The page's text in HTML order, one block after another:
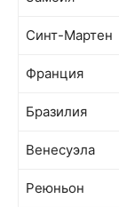
Синт-Мартен
Франция
Бразилия
Венесуэла
Реюньон